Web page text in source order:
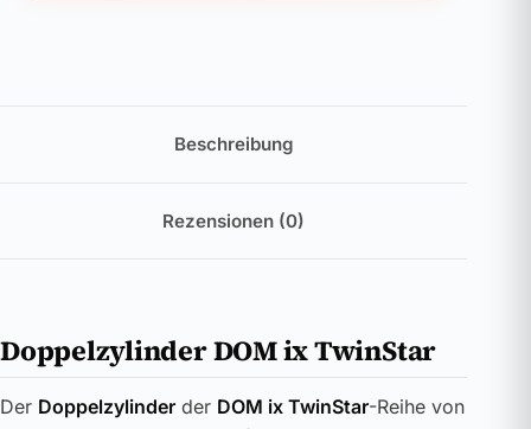
Beschreibung
Rezensionen (0)
Doppelzylinder DOM ix TwinStar
Der Doppelzylinder der DOM ix TwinStar-Reihe von